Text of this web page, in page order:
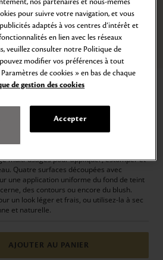
Pinceaux & Éponges
multi-usages pour appliquer, estomper et
Quatre surfaces découpées avec
une application uniforme du fond de teint
des contours ou encore du blush.
un look léger et frais, ou utilisez-la à sec
et naturelle.
AJOUTER AU PANIER
nos partenaires et nous-mêmes
pour suivre votre navigation, et vous
adaptés à vos centres d’intérêt et
en lien avec les réseaux
veuillez consulter notre Politique de
modifier vos préférences à tout
de cookies » en bas de chaque
de gestion des cookies
Accepter